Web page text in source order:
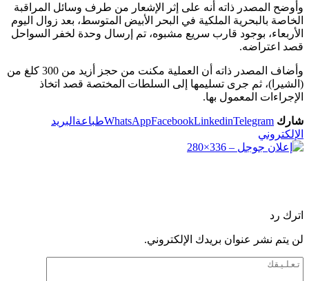
وأوضح المصدر ذاته أنه على إثر الإشعار من طرف وسائل المراقبة
الخاصة بالبحرية الملكية في البحر الأبيض المتوسط، بعد زوال اليوم
الأربعاء، بوجود قارب سريع مشبوه، تم إرسال وحدة لخفر السواحل
قصد اعتراضه.
وأضاف المصدر ذاته أن العملية مكنت من حجز أزيد من 300 كلغ من
(الشيرا)، ثم جرى تسليمها إلى السلطات المختصة قصد اتخاذ
الإجراءات المعمول بها.
شارك WhatsAppFacebookLinkedinTelegram طباعة البريد
الإلكتروني
اترك رد
لن يتم نشر عنوان بريدك الإلكتروني.